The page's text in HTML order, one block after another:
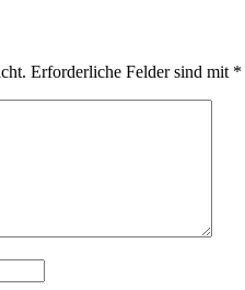
Erforderliche Felder sind mit *